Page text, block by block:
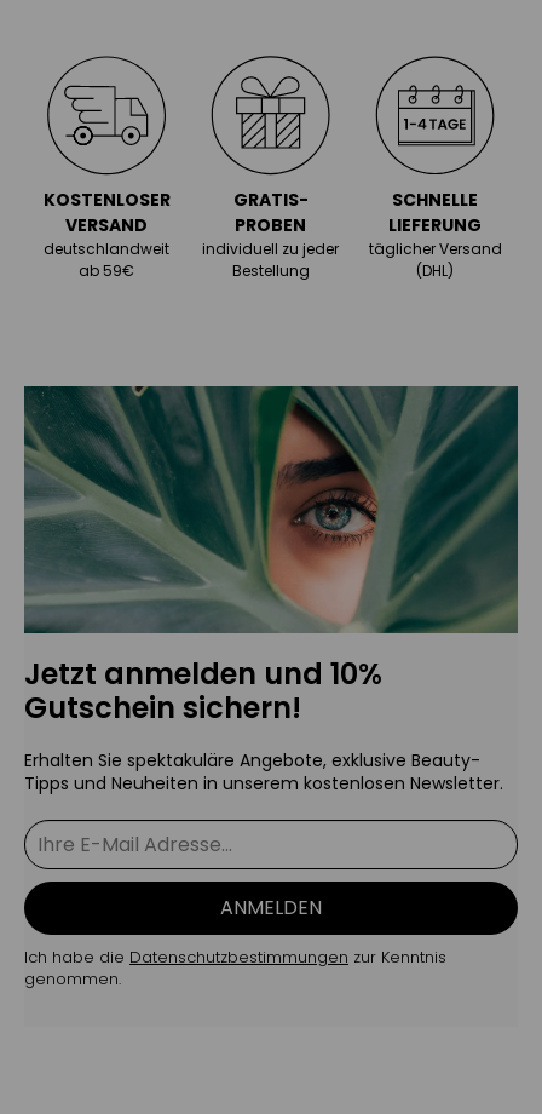
KOSTENLOSER
VERSAND
deutschlandweit
ab 59€
GRATIS-
PROBEN
individuell zu jeder
Bestellung
SCHNELLE
LIEFERUNG
täglicher Versand
(DHL)
Jetzt anmelden und 10%
Gutschein sichern!
Erhalten Sie spektakuläre Angebote, exklusive Beauty-
Tipps und Neuheiten in unserem kostenlosen Newsletter.
ANMELDEN
Ich habe die Datenschutzbestimmungen zur Kenntnis
genommen.